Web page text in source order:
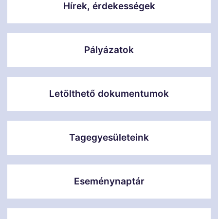
Hírek, érdekességek
Pályázatok
Letölthető dokumentumok
Tagegyesületeink
Eseménynaptár